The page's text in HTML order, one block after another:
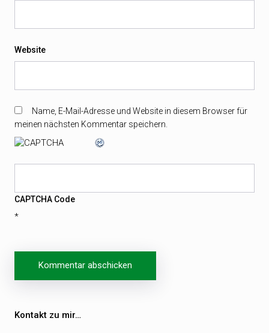
Website
Name, E-Mail-Adresse und Website in diesem Browser für
meinen nächsten Kommentar speichern.
CAPTCHA Code
*
Beitragsnavigation
Kontakt zu mir…